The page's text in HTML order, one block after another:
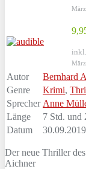
Autor
Bernhard
Genre
Krimi,
Sprecher Anne
Länge
7 Std. und
Datum
30.09.2019
Der neue Thriller
Aichner